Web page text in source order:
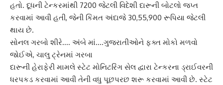
હતો. દૂધની ટેન્કરમાંથી 7200 જેટલી વિદેશી દારૂની બોટલો જપ્ત
કરવામાં આવી હતી, જેની કિંમત અંદાજે 30,55,900 રૂપિયા જેટલી
થાય છે.
સોનલ ગરબો શીરે…. અંબે માં….ગુજરાતીઓને ફક્ત મોકો મળવો
જોઈએ, ચાલુ ટ્રેનમાં ગરબા
દારૂની હેરાફેરી મામલે સ્ટેટ મોનિટરિંગ સેલ દ્વારા ટેન્કરના ડ્રાઈવરની
ધરપકડ કરવામાં આવી તેની વધુ પૂછપરછ શરૂ કરવામાં આવી છે. સ્ટેટ